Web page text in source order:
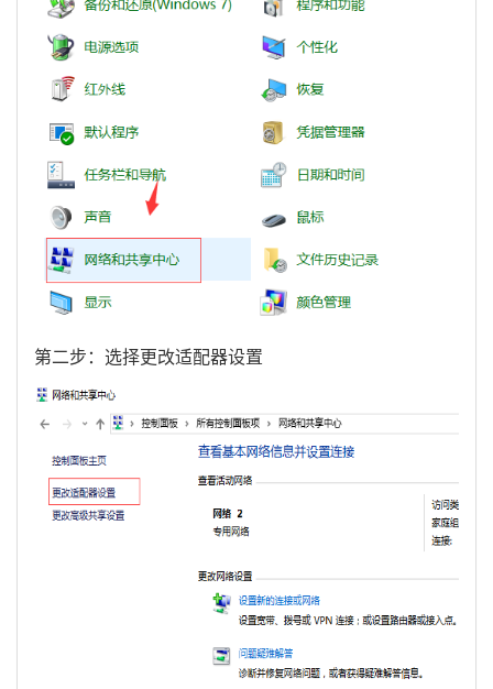
第二步：选择更改适配器设置